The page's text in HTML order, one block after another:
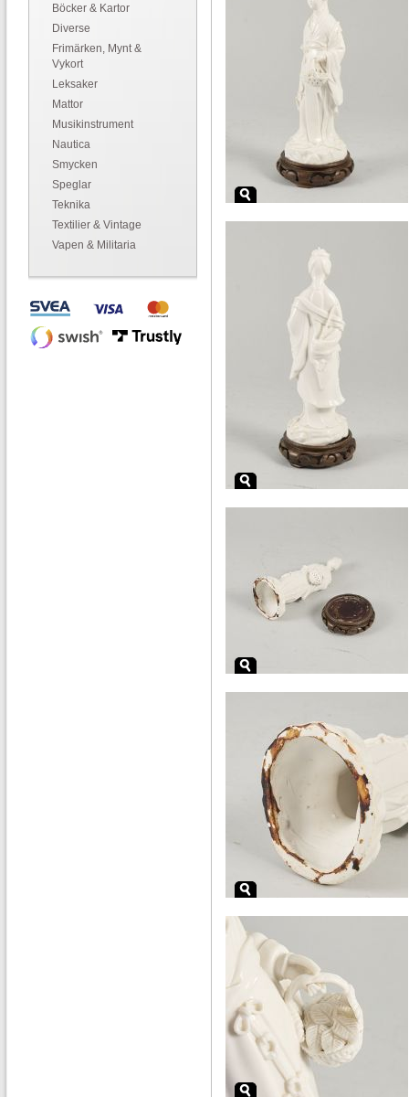
Böcker & Kartor
Diverse
Frimärken, Mynt &
Vykort
Leksaker
Mattor
Musikinstrument
Nautica
Smycken
Speglar
Teknika
Textilier & Vintage
Vapen & Militaria